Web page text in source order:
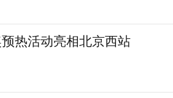
热活动亮相北京西站